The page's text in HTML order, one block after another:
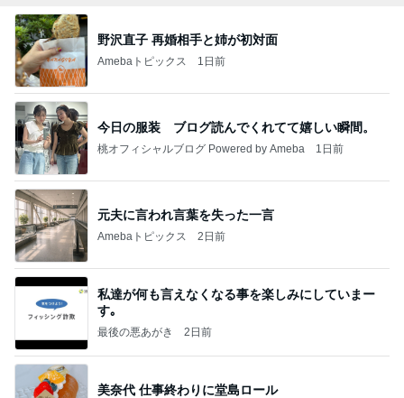
野沢直子 再婚相手と姉が初対面
Amebaトピックス 1日前
今日の服装 ブログ読んでくれてて嬉しい瞬間。
桃オフィシャルブログ Powered by Ameba 1日前
元夫に言われ言葉を失った一言
Amebaトピックス 2日前
私達が何も言えなくなる事を楽しみにしていまー
す｡
最後の悪あがき 2日前
美奈代 仕事終わりに堂島ロール